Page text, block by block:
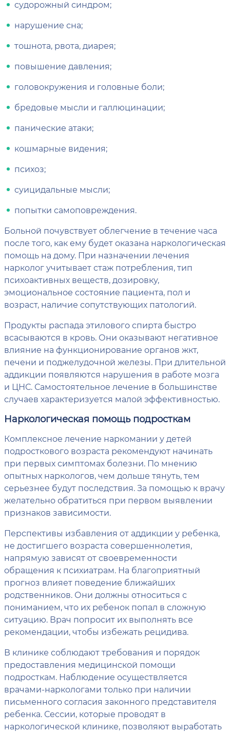
судорожный синдром;
нарушение сна;
тошнота, рвота, диарея;
повышение давления;
головокружения и головные боли;
бредовые мысли и галлюцинации;
панические атаки;
кошмарные видения;
психоз;
суицидальные мысли;
попытки самоповреждения.
Больной почувствует облегчение в течение часа
после того, как ему будет оказана наркологическая
помощь на дому. При назначении лечения
нарколог учитывает стаж потребления, тип
психоактивных веществ, дозировку,
эмоциональное состояние пациента, пол и
возраст, наличие сопутствующих патологий.
Продукты распада этилового спирта быстро
всасываются в кровь. Они оказывают негативное
влияние на функционирование органов жкт,
печени и поджелудочной железы. При длительной
аддикции появляются нарушения в работе мозга
и ЦНС. Самостоятельное лечение в большинстве
случаев характеризуется малой эффективностью.
Наркологическая помощь подросткам
Комплексное лечение наркомании у детей
подросткового возраста рекомендуют начинать
при первых симптомах болезни. По мнению
опытных наркологов, чем дольше тянуть, тем
серьезнее будут последствия. За помощью к врачу
желательно обратиться при первом выявлении
признаков зависимости.
Перспективы избавления от аддикции у ребенка,
не достигшего возраста совершеннолетия,
напрямую зависят от своевременности
обращения к психиатрам. На благоприятный
прогноз влияет поведение ближайших
родственников. Они должны относиться с
пониманием, что их ребенок попал в сложную
ситуацию. Врач попросит их выполнять все
рекомендации, чтобы избежать рецидива.
В клинике соблюдают требования и порядок
предоставления медицинской помощи
подросткам. Наблюдение осуществляется
врачами-наркологами только при наличии
письменного согласия законного представителя
ребенка. Сессии, которые проводят в
наркологической клинике, позволяют выработать